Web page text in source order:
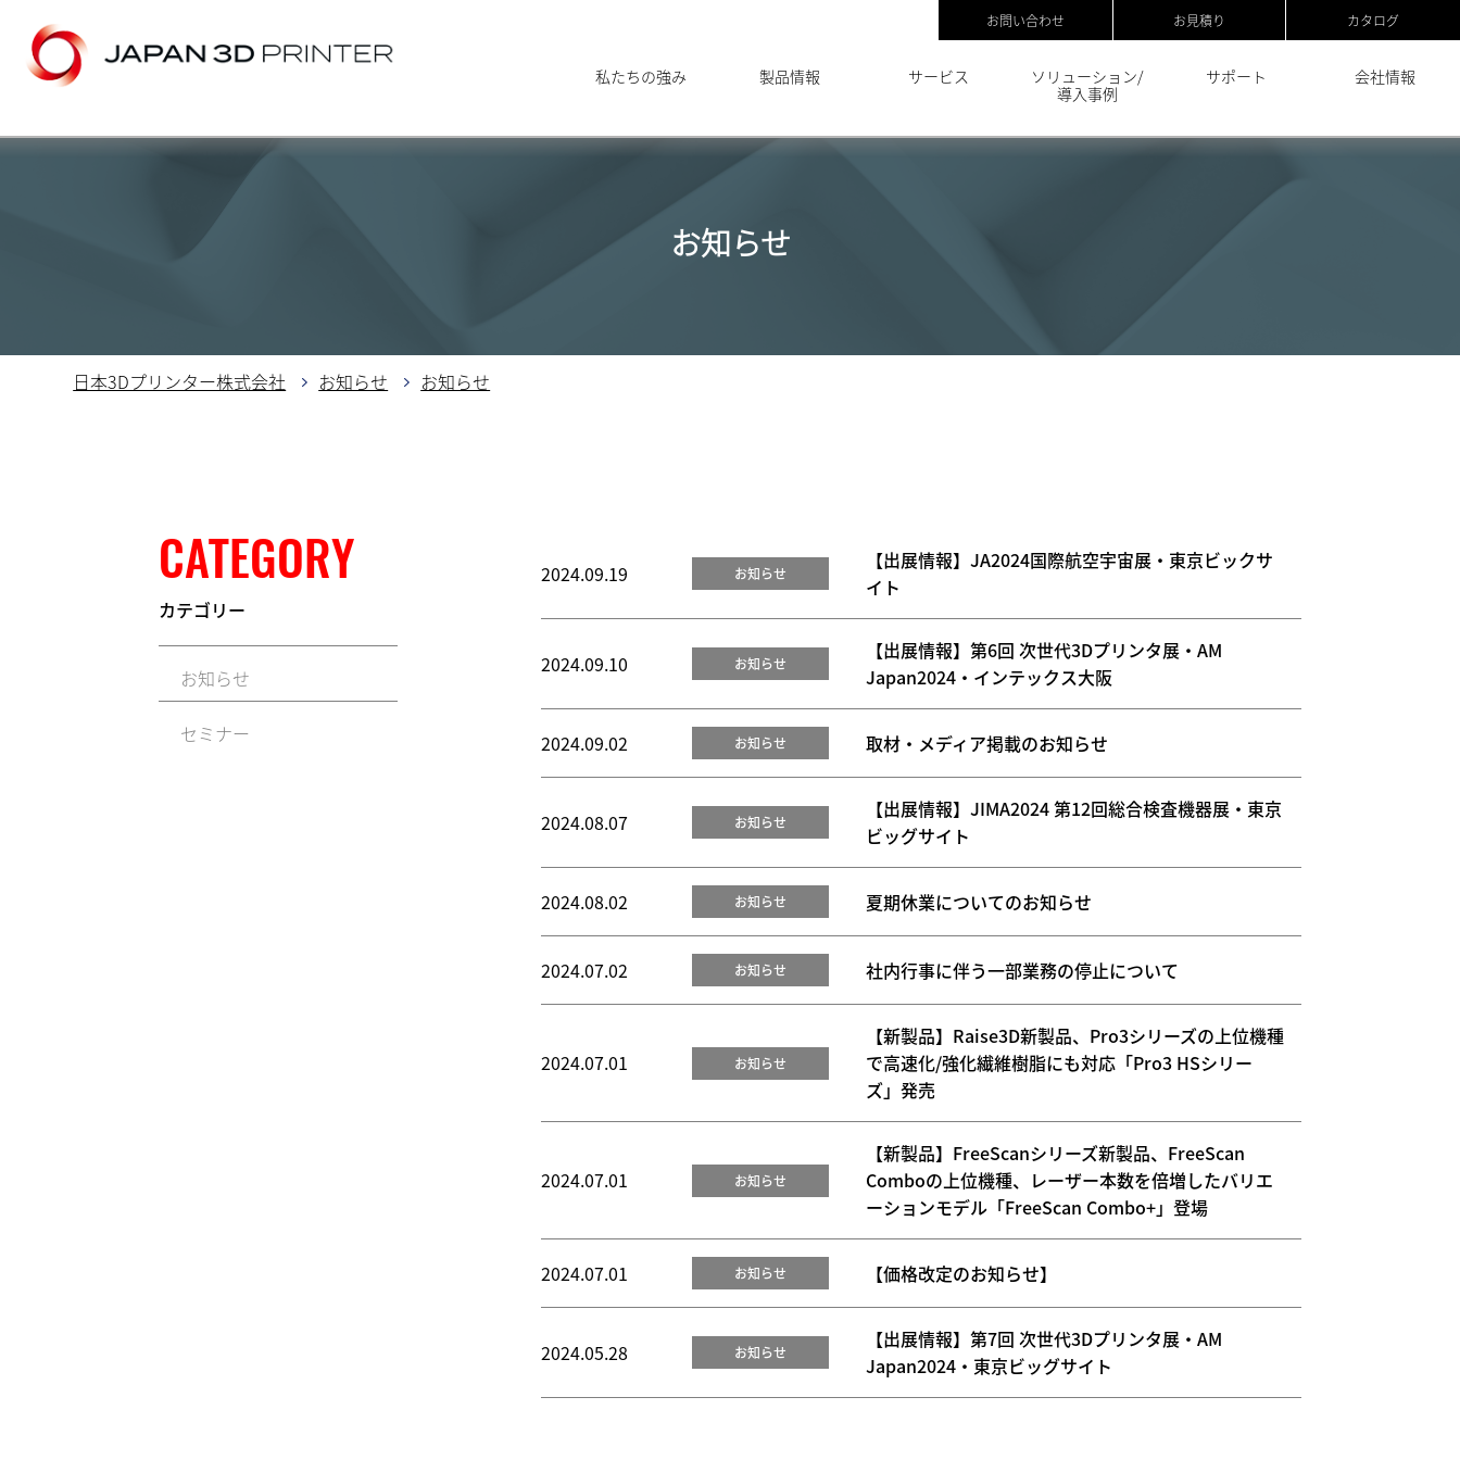
お問い合わせ お見積り カタログ
私たちの強み 製品情報 サービス
ソリューション/
導入事例
サポート 会社情報
お知らせ
日本3Dプリンター株式会社 お知らせ お知らせ
CATEGORY
カテゴリー
お知らせ
セミナー
2024.09.19 お知らせ
【出展情報】JA2024国際航空宇宙展・東京ビックサ
イト
2024.09.10 お知らせ
【出展情報】第6回 次世代3Dプリンタ展・AM
Japan2024・インテックス大阪
2024.09.02 お知らせ 取材・メディア掲載のお知らせ
2024.08.07 お知らせ
【出展情報】JIMA2024 第12回総合検査機器展・東京
ビッグサイト
2024.08.02 お知らせ 夏期休業についてのお知らせ
2024.07.02 お知らせ 社内行事に伴う一部業務の停止について
2024.07.01 お知らせ
【新製品】Raise3D新製品、Pro3シリーズの上位機種
で高速化/強化繊維樹脂にも対応「Pro3 HSシリー
ズ」発売
2024.07.01 お知らせ
【新製品】FreeScanシリーズ新製品、FreeScan
Comboの上位機種、レーザー本数を倍増したバリエ
ーションモデル「FreeScan Combo+」登場
2024.07.01 お知らせ 【価格改定のお知らせ】
2024.05.28 お知らせ
【出展情報】第7回 次世代3Dプリンタ展・AM
Japan2024・東京ビッグサイト